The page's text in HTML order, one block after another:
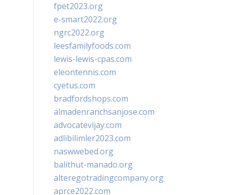
fpet2023.org
e-smart2022.org
ngrc2022.org
leesfamilyfoods.com
lewis-lewis-cpas.com
eleontennis.com
cyetus.com
bradfordshops.com
almadenranchsanjose.com
advocatevijay.com
adlibilimler2023.com
naswwebed.org
balithut-manado.org
alteregotradingcompany.org
aprce2022.com